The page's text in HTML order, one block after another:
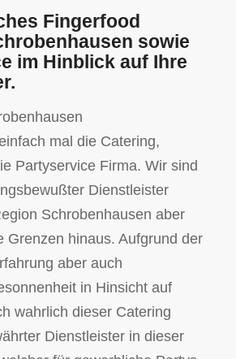
Fingerfood
sowie
im Hinblick auf Ihre
mal die Catering,
Partyservice Firma. Wir sind
Dienstleister
Schrobenhausen aber
Grenzen hinaus. Aufgrund der
aber auch
in Hinsicht auf
wahrlich dieser Catering
Dienstleister in dieser